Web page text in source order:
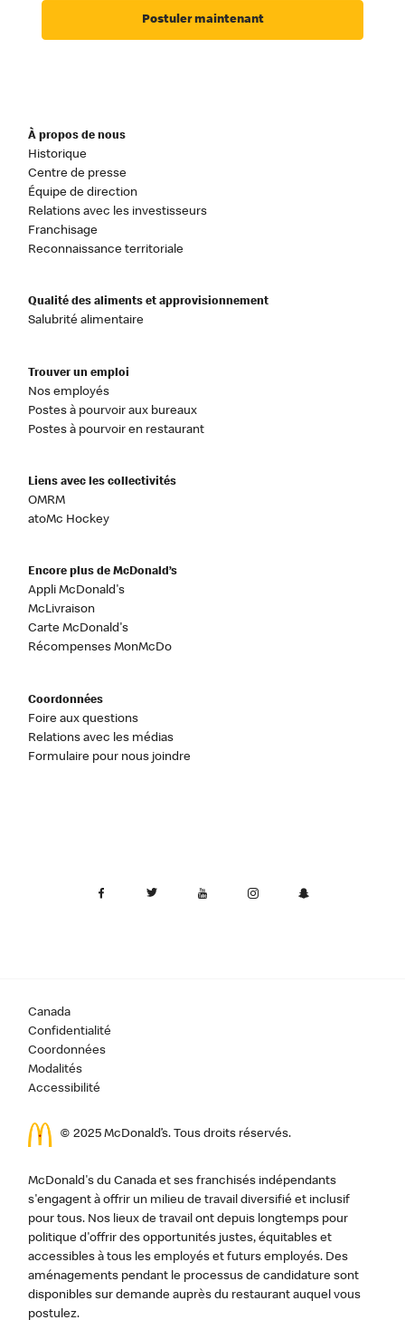
Postuler maintenant
À propos de nous
Historique
Centre de presse
Équipe de direction
Relations avec les investisseurs
Franchisage
Reconnaissance territoriale
Qualité des aliments et approvisionnement
Salubrité alimentaire
Trouver un emploi
Nos employés
Postes à pourvoir aux bureaux
Postes à pourvoir en restaurant
Liens avec les collectivités
OMRM
atoMc Hockey
Encore plus de McDonald’s
Appli McDonald's
McLivraison
Carte McDonald's
Récompenses MonMcDo
Coordonnées
Foire aux questions
Relations avec les médias
Formulaire pour nous joindre
Canada
Confidentialité
Coordonnées
Modalités
Accessibilité
© 2025 McDonald’s. Tous droits réservés.
McDonald's du Canada et ses franchisés indépendants
s'engagent à offrir un milieu de travail diversifié et inclusif
pour tous. Nos lieux de travail ont depuis longtemps pour
politique d'offrir des opportunités justes, équitables et
accessibles à tous les employés et futurs employés. Des
aménagements pendant le processus de candidature sont
disponibles sur demande auprès du restaurant auquel vous
postulez.